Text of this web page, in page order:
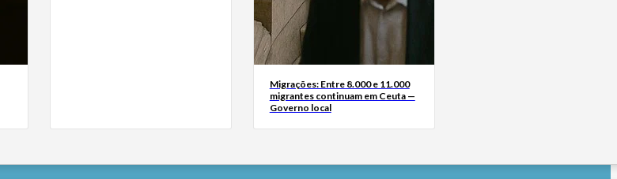
Migrações: Entre 8.000 e 11.000
migrantes continuam em Ceuta —
Governo local